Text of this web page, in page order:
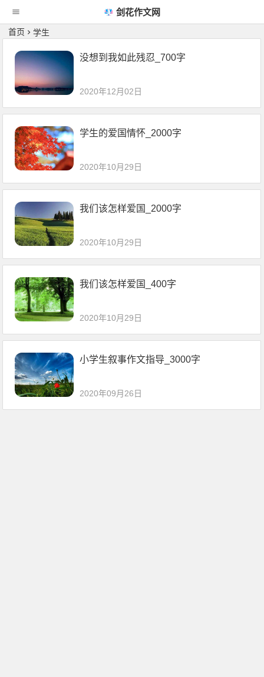
剑花作文网
首页 学生
没想到我如此残忍_700字
2020年12月02日
学生的爱国情怀_2000字
2020年10月29日
我们该怎样爱国_2000字
2020年10月29日
我们该怎样爱国_400字
2020年10月29日
小学生叙事作文指导_3000字
2020年09月26日